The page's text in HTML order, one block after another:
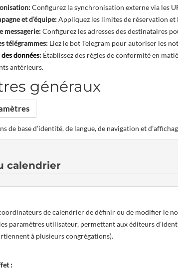
Configurez la synchronisation externe via les
et d'équipe:Appliquez les limites de réservation
messagerie:Configurez les adresses des destinataires
télégrammes: Liez le bot Telegram pour autoriser les
données: Établissez des règles de conformité en
antérieurs.
généraux
de base d’identité, de langue, de navigation et
calendrier
de calendrier de définir ou de modifier le
paramètres utilisateur, permettant aux éditeurs
à plusieurs congrégations).
: